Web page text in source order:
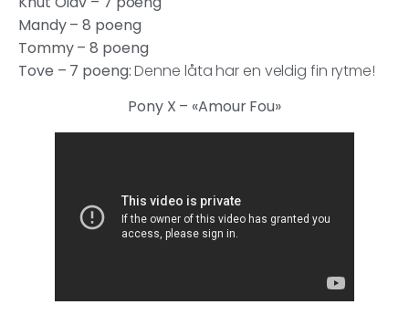
Mandy – 8 poeng
Tommy – 8 poeng
Tove – 7 poeng:Denne låta har en veldig fin rytme!
Pony X – «Amour Fou»